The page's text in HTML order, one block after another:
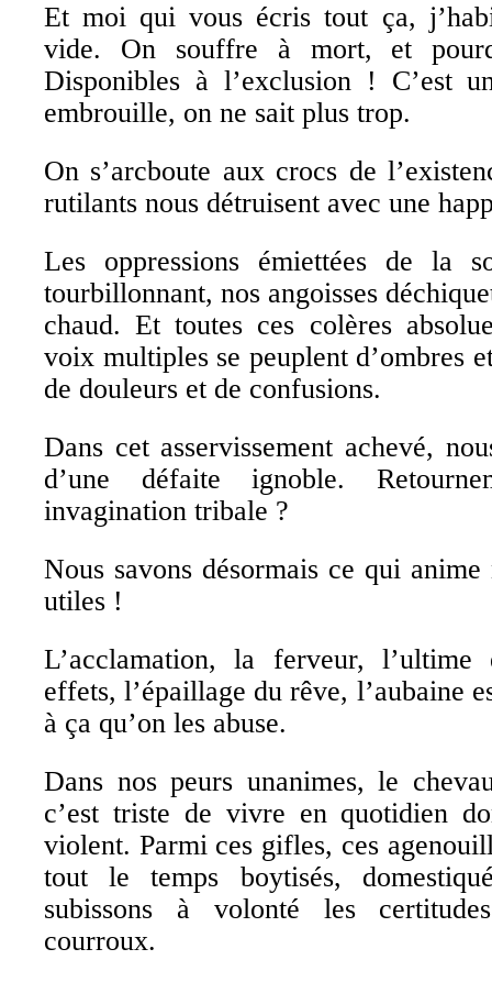
Et moi qui vous écris tout ça,
vide. On souffre à mort, et
Disponibles à l’exclusion ! C’est
embrouille, on ne sait plus trop.
On s’arcboute aux crocs de
rutilants nous détruisent avec une
Les oppressions émiettées de la
tourbillonnant, nos angoisses
chaud. Et toutes ces colères
voix multiples se peuplent d’ombres
de douleurs et de confusions.
Dans cet asservissement achevé,
d’une défaite ignoble.
invagination tribale ?
Nous savons désormais ce qui
utiles !
L’acclamation, la ferveur, l’ultime
effets, l’épaillage du rêve, l’aubaine
à ça qu’on les abuse.
Dans nos peurs unanimes, le
c’est triste de vivre en quotidien
violent. Parmi ces gifles, ces
tout le temps boytisés,
subissons à volonté les
courroux.